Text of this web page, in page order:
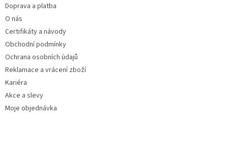
Doprava a platba
O nás
Certifikáty a návody
Obchodní podmínky
Ochrana osobních údajů
Reklamace a vrácení zboží
Kariéra
Akce a slevy
Moje objednávka